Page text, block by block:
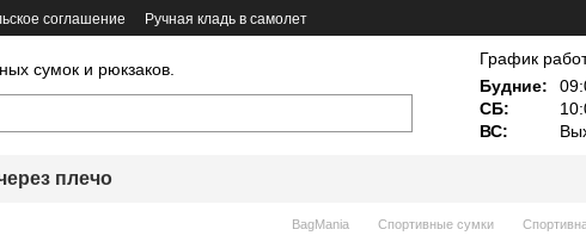
соглашение Ручная кладь в самолет
сумок и рюкзаков.
График
Будние:
СБ:
ВС:
плечо
BagMania Спортивные сумки